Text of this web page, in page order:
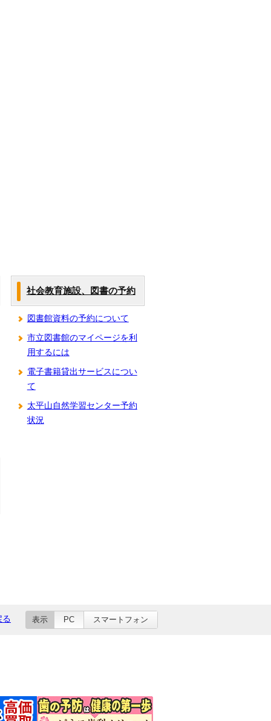
社会教育施設、図書の予約
図書館資料の予約について
市立図書館のマイページを利
用するには
電子書籍貸出サービスについ
て
太平山自然学習センター予約
状況
る 表示 PC スマートフォン